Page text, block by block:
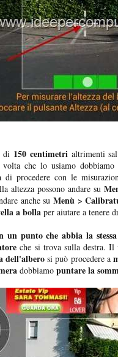
di 150 centimetrialtrimenti
che lo usiamo dobbiamo
procedere con le
altezza possono andare su
anche su Menù >
a bolla per aiutare a tenere
punto che abbia la
che si trova sulla destra. Il
dell'albero si può procedere a
dobbiamo puntare la